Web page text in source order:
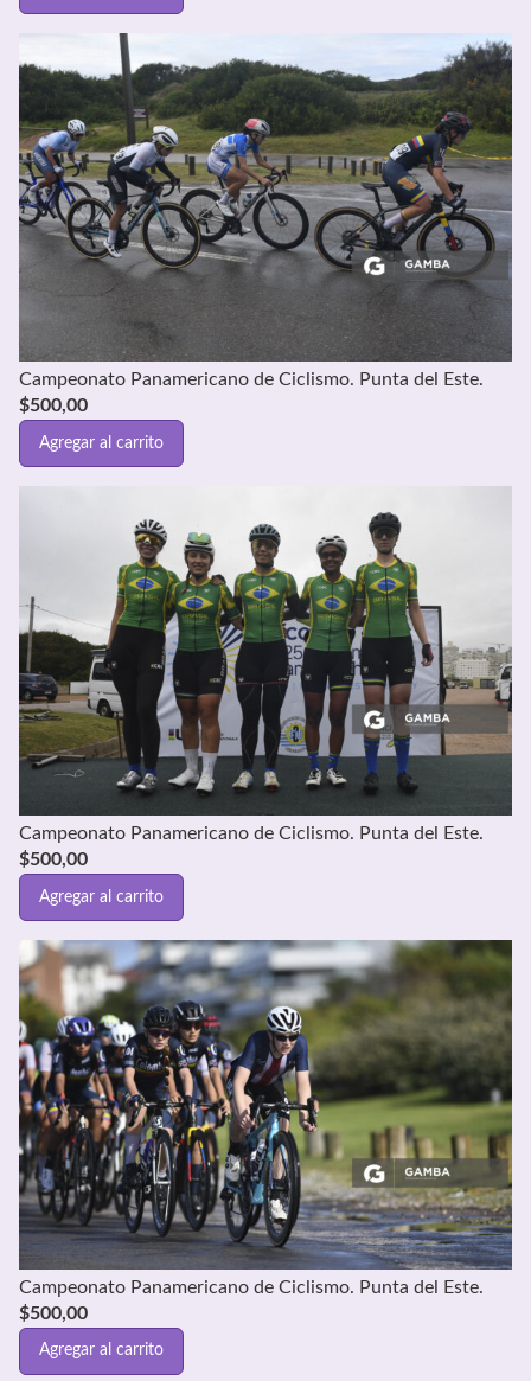
Campeonato Panamericano de Ciclismo. Punta del Este.
$500,00
Agregar al carrito
Campeonato Panamericano de Ciclismo. Punta del Este.
$500,00
Agregar al carrito
Campeonato Panamericano de Ciclismo. Punta del Este.
$500,00
Agregar al carrito